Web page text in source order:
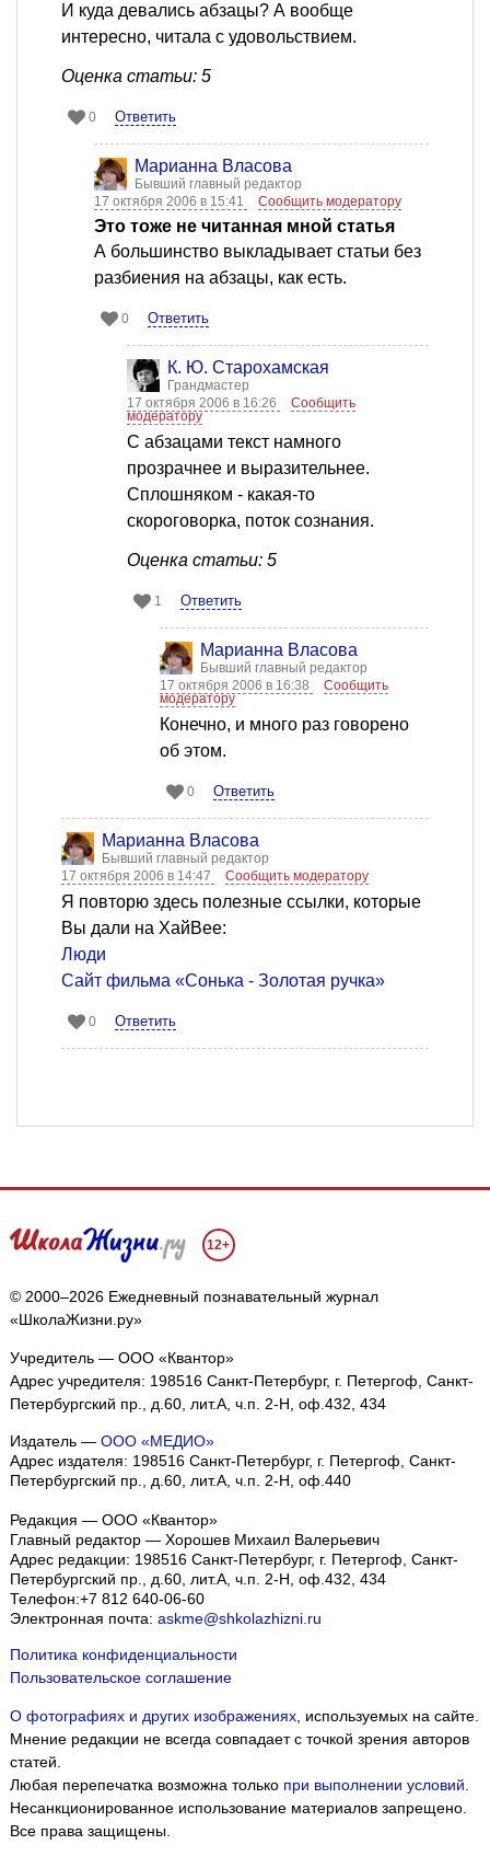
И куда девались абзацы? А вообще
интересно, читала с удовольствием.
Оценка статьи: 5
0 Ответить
Марианна Власова
Бывший главный редактор
17 октября 2006 в 15:41
Сообщить модератору
Это тоже не читанная мной статья
А большинство выкладывает статьи без
разбиения на абзацы, как есть.
0 Ответить
К. Ю. Старохамская
Грандмастер
17 октября 2006 в 16:26
Сообщить
модератору
С абзацами текст намного
прозрачнее и выразительнее.
Сплошняком - какая-то
скороговорка, поток сознания.
Оценка статьи: 5
1 Ответить
Марианна Власова
Бывший главный редактор
17 октября 2006 в 16:38
Сообщить
модератору
Конечно, и много раз говорено
об этом.
0 Ответить
Марианна Власова
Бывший главный редактор
17 октября 2006 в 14:47
Сообщить модератору
Я повторю здесь полезные ссылки, которые
Вы дали на ХайВее:
Люди
Сайт фильма «Сонька - Золотая ручка»
0 Ответить
12+
© 2000–2026 Ежедневный познавательный журнал
«ШколаЖизни.ру»
Учредитель — ООО «Квантор»
Адрес учредителя: 198516 Санкт-Петербург, г. Петергоф, Санкт-
Петербургский пр., д.60, лит.А, ч.п. 2-Н, оф.432, 434
Издатель — ООО «МЕДИО»
Адрес издателя: 198516 Санкт-Петербург, г. Петергоф, Санкт-
Петербургский пр., д.60, лит.А, ч.п. 2-Н, оф.440
Редакция — ООО «Квантор»
Главный редактор — Хорошев Михаил Валерьевич
Адрес редакции: 198516 Санкт-Петербург, г. Петергоф, Санкт-
Петербургский пр., д.60, лит.А, ч.п. 2-Н, оф.432, 434
Телефон:+7 812 640-06-60
Электронная почта: askme@shkolazhizni.ru
Политика конфиденциальности
Пользовательское соглашение
О фотографиях и других изображениях, используемых на сайте.
Мнение редакции не всегда совпадает с точкой зрения авторов
статей.
Любая перепечатка возможна только при выполнении условий.
Несанкционированное использование материалов запрещено.
Все права защищены.